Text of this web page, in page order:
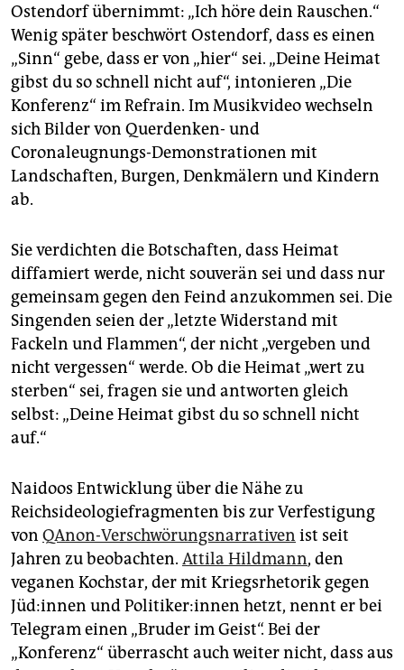
Ostendorf übernimmt: „Ich höre dein Rauschen.“
Wenig später beschwört Ostendorf, dass es einen
„Sinn“ gebe, dass er von „hier“ sei. „Deine Heimat
gibst du so schnell nicht auf“, intonieren „Die
Konferenz“ im Refrain. Im Musikvideo wechseln
sich Bilder von Querdenken- und
Coronaleugnungs-Demonstrationen mit
Landschaften, Burgen, Denkmälern und Kindern
ab.
Sie verdichten die Botschaften, dass Heimat
diffamiert werde, nicht souverän sei und dass nur
gemeinsam gegen den Feind anzukommen sei. Die
Singenden seien der „letzte Widerstand mit
Fackeln und Flammen“, der nicht „vergeben und
nicht vergessen“ werde. Ob die Heimat „wert zu
sterben“ sei, fragen sie und antworten gleich
selbst: „Deine Heimat gibst du so schnell nicht
auf.“
Naidoos Entwicklung über die Nähe zu
Reichsideologiefragmenten bis zur Verfestigung
von QAnon-Verschwörungsnarrativen ist seit
Jahren zu beobachten. Attila Hildmann, den
veganen Kochstar, der mit Kriegsrhetorik gegen
Jü­d:in­nen und Po­li­ti­ke­r:in­nen hetzt, nennt er bei
Telegram einen „Bruder im Geist“. Bei der
„Konferenz“ überrascht auch weiter nicht, dass aus